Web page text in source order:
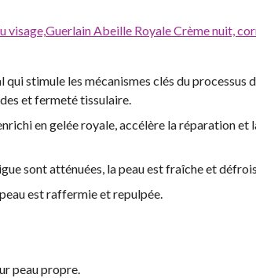
visage,Guerlain Abeille Royale Crème nuit,
stimule les mécanismes clés du processus
et fermeté tissulaire.
en gelée royale, accélère la réparation et
sont atténuées, la peau est fraîche et
est raffermie et repulpée.
peau propre.